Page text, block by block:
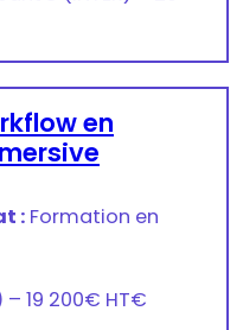
en
: Formation en
– 19 200€ HT€